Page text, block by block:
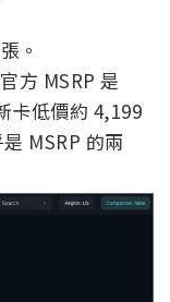
。
方 MSRP 是
卡低價約 4,199
MSRP 的兩